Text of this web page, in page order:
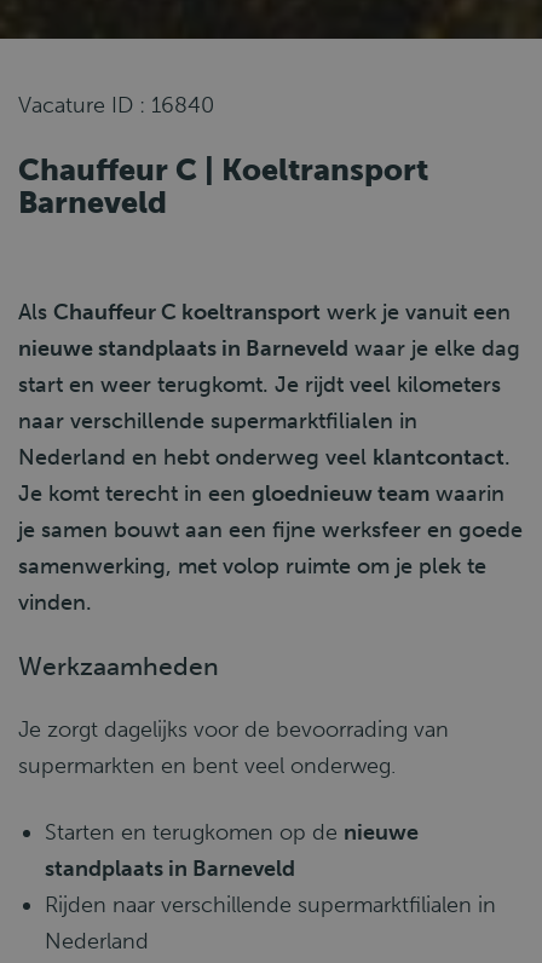
Vacature ID : 16840
Chauffeur C | Koeltransport
Barneveld
Als Chauffeur C koeltransport werk je vanuit een
nieuwe standplaats in Barneveld waar je elke dag
start en weer terugkomt. Je rijdt veel kilometers
naar verschillende supermarktfilialen in
Nederland en hebt onderweg veel klantcontact.
Je komt terecht in een gloednieuw team waarin
je samen bouwt aan een fijne werksfeer en goede
samenwerking, met volop ruimte om je plek te
vinden.
Werkzaamheden
Je zorgt dagelijks voor de bevoorrading van
supermarkten en bent veel onderweg.
Starten en terugkomen op de nieuwe
standplaats in Barneveld
Rijden naar verschillende supermarktfilialen in
Nederland